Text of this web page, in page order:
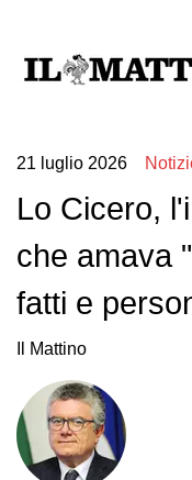
21 luglio 2026
Lo Cicero,
che amava
fatti e
Il Mattino